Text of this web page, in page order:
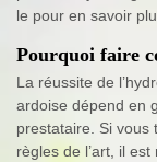
le pour en savoir
Pourquoi faire
La réussite de
ardoise dépend en
prestataire. Si vous
règles de l’art, il